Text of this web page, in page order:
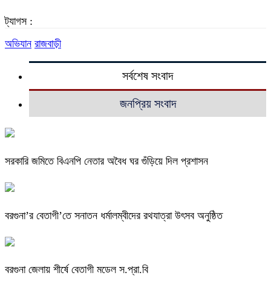
ট্যাগস :
অভিযান রাজবাড়ী
সর্বশেষ সংবাদ
জনপ্রিয় সংবাদ
সরকারি জমিতে বিএনপি নেতার অবৈধ ঘর গুঁড়িয়ে দিল প্রশাসন
বরগুনা’র বেতাগী’তে সনাতন ধর্মালম্বীদের রথযাত্রা উৎসব অনুষ্ঠিত
বরগুনা জেলায় শীর্ষে বেতাগী মডেল স.প্রা.বি